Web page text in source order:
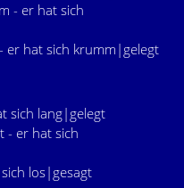
- er hat sich
er hat sich krumm|gelegt
sich lang|gelegt
- er hat sich
los|gesagt